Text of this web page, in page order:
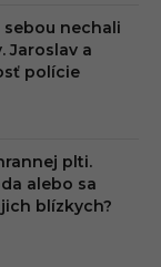
sebou nechali
Jaroslav a
polície
plti.
alebo sa
blízkych?